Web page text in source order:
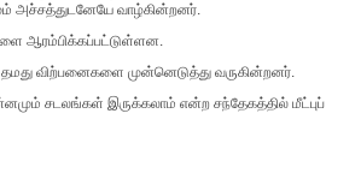
அச்சத்துடனேயே வாழ்கின்றனர்.
ஆரம்பிக்கப்பட்டுள்ளன.
விற்பனைகளை முன்னெடுத்து வருகின்றனர்.
சடலங்கள் இருக்கலாம் என்ற சந்தேகத்தில் மீட்புப்